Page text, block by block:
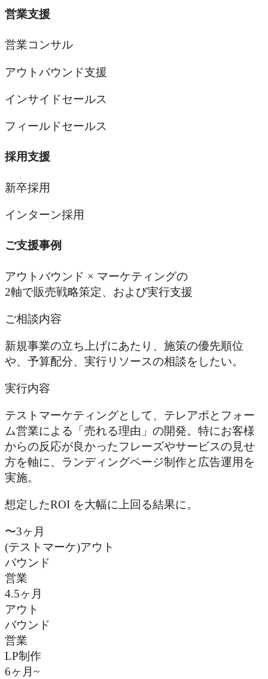
営業支援
営業コンサル
アウトバウンド支援
インサイドセールス
フィールドセールス
採用支援
新卒採用
インターン採用
ご支援事例
アウトバウンド × マーケティングの
2軸で販売戦略策定、および実行支援
ご相談内容
新規事業の立ち上げにあたり、施策の優先順位
や、予算配分、実行リソースの相談をしたい。
実行内容
テストマーケティングとして、テレアポとフォー
ム営業による「売れる理由」の開発。特にお客様
からの反応が良かったフレーズやサービスの見せ
方を軸に、ランディングページ制作と広告運用を
実施。
想定したROI を大幅に上回る結果に。
〜3ヶ月
(テストマーケ)アウト
バウンド
営業
4.5ヶ月
アウト
バウンド
営業
LP制作
6ヶ月~